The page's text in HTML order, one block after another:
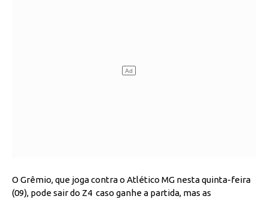
O Grêmio, que joga contra o Atlético MG nesta quinta-feira
(09), pode sair do Z4 caso ganhe a partida, mas as